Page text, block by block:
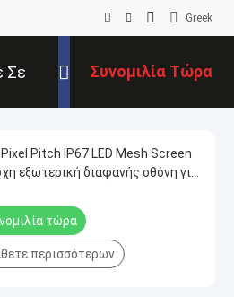
Greek
Σε
Με
Συνομιλία Τώρα
Pitch IP67 LED Mesh Screen
εξωτερική διαφανής οθόνη για
τώρα
περισσότερων